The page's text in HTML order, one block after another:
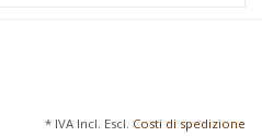
* IVA Incl. Escl. Costi di spedizione